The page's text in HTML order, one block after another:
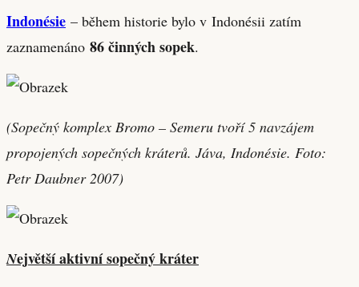
Indonésie – během historie bylo v Indonésii zatím
zaznamenáno 86 činných sopek.
(Sopečný komplex Bromo – Semeru tvoří 5 navzájem
propojených sopečných kráterů. Jáva, Indonésie. Foto:
Petr Daubner 2007)
Největší aktivní sopečný kráter